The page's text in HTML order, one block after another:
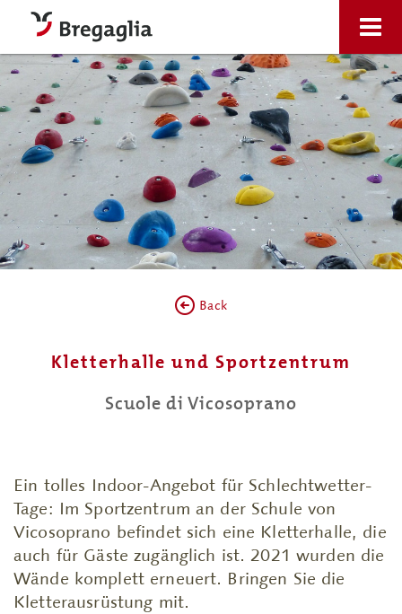
Back
Kletterhalle und Sportzentrum
Scuole di Vicosoprano
Ein tolles Indoor-Angebot für Schlechtwetter-
Tage: Im Sportzentrum an der Schule von
Vicosoprano befindet sich eine Kletterhalle, die
auch für Gäste zugänglich ist. 2021 wurden die
Wände komplett erneuert. Bringen Sie die
Kletterausrüstung mit.